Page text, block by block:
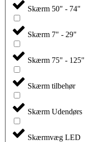
Skærm 50" - 74"
Skærm 7" - 29"
Skærm 75" - 125"
Skærm tilbehør
Skærm Udendørs
Skærmvæg LED